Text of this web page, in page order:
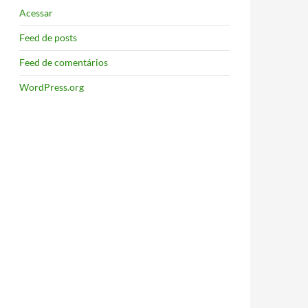
Acessar
Feed de posts
Feed de comentários
WordPress.org